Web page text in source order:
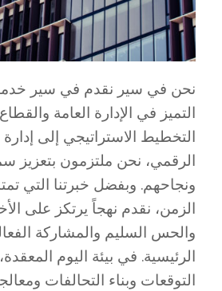
نحن في سير نقدم في سير
التميز في الإدارة العامة
التخطيط الاستراتيجي إلى إدارة
الرقمي، نحن ملتزمون بتعزيز
ونجاحهم. وبفضل خبرتنا التي
الزمن، نقدم نهجاً يرتكز على
والحس السليم والمشاركة
الرئيسية. في بيئة اليوم
التوقعات وبناء التحالفات